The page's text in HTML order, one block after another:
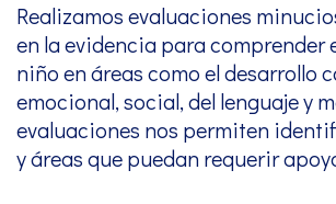
Realizamos evaluaciones
en la evidencia para comprender
niño en áreas como el desarrollo
emocional, social, del lenguaje y
evaluaciones nos permiten
y áreas que puedan requerir